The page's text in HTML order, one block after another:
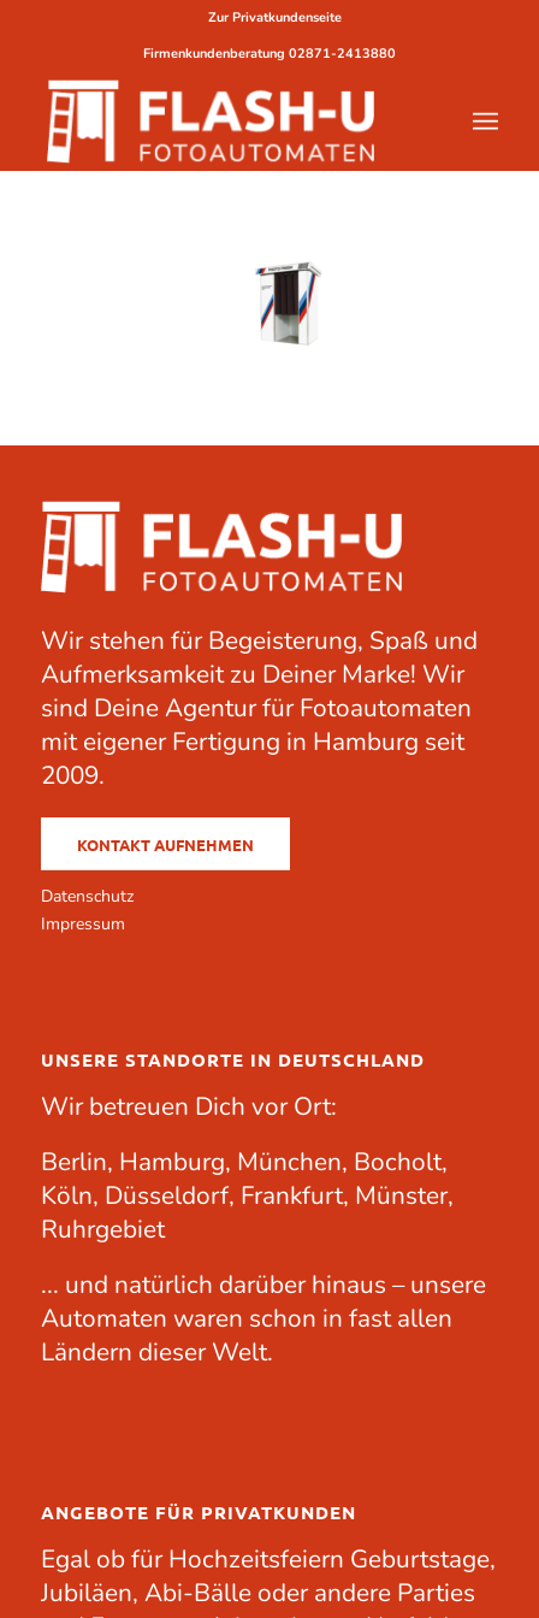
Zur Privatkundenseite
Firmenkundenberatung 02871-2413880
Wir stehen für Begeisterung, Spaß und
Aufmerksamkeit zu Deiner Marke! Wir
sind Deine Agentur für Fotoautomaten
mit eigener Fertigung in Hamburg seit
2009.
KONTAKT AUFNEHMEN
Datenschutz
Impressum
UNSERE STANDORTE IN DEUTSCHLAND
Wir betreuen Dich vor Ort:
Berlin, Hamburg, München, Bocholt,
Köln, Düsseldorf, Frankfurt, Münster,
Ruhrgebiet
... und natürlich darüber hinaus – unsere
Automaten waren schon in fast allen
Ländern dieser Welt.
ANGEBOTE FÜR PRIVATKUNDEN
Egal ob fürHochzeitsfeiern Geburtstage,
Jubiläen, Abi-Bälle oder andere Parties